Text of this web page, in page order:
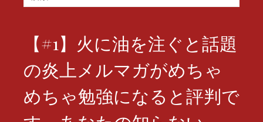
索:
【#1】火に油を注ぐと話題
の炎上メルマガがめちゃ
めちゃ勉強になると評判で